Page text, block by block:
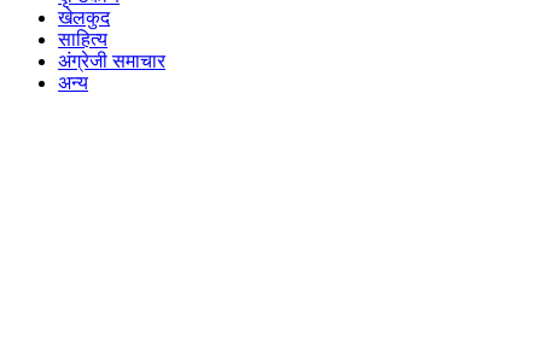
खेलकुद
साहित्य
अंग्रेजी समाचार
अन्य